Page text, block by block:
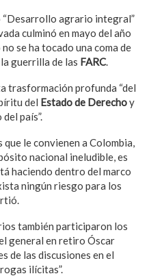
“Desarrollo agrario integral”
culminó en mayo del año
se ha tocado una coma de
guerrilla de las FARC.
trasformación profunda “del
del Estado de Derechoy
país”.
le convienen a Colombia,
nacional ineludible, es
haciendo dentro del marco
ningún riesgo para los
también participaron los
general en retiro Óscar
de las discusiones en el
ilícitas”.